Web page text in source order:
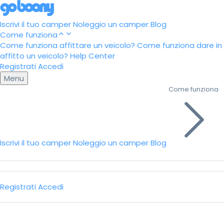
Iscrivi il tuo camperNoleggio un camperBlog
Come funziona
Come funziona affittare un veicolo? Come funziona dare in
affitto un veicolo? Help Center
Registrati Accedi
Menu
Iscrivi il tuo camperNoleggio un camperBlog
Come funziona
Registrati Accedi